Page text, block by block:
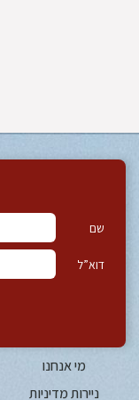
שם
דוא”ל
מי אנחנו
ניירות מדיניות